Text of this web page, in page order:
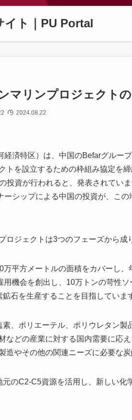
イト｜PU Portal
マリンプロジェクト
2024.08.22
経済特区）は、中国のBefarグルー
トを設立するための枠組み協定を
投資が行われると、発表されてい
ーシップによる中国の投資が、こ
ロジェクトは3つのフェーズから成
万平方メートルの面積をカバーし
用機会を創出し、10万トンの苛性
石を生産することを目指していま
、ポリエーテル、ポリウレタン
などの産業に対する国内需要に応
造やその他の関連ニーズに必要な
のC2-C5資源を活用し、新しい化